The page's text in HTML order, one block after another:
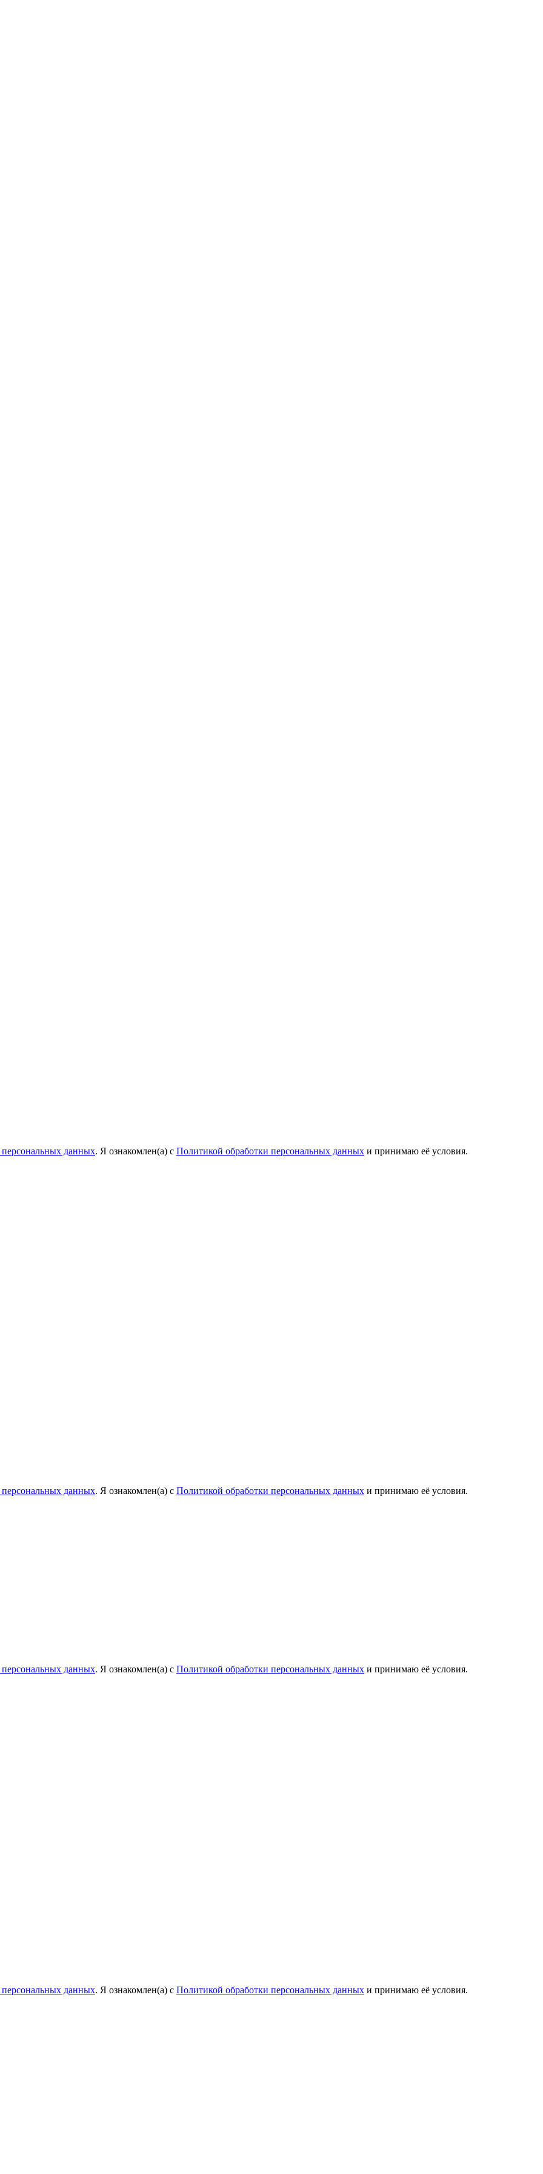
персональных данных. Я ознакомлен(а) с Политикой обработки персональных данных и принимаю её условия.
персональных данных. Я ознакомлен(а) с Политикой обработки персональных данных и принимаю её условия.
персональных данных. Я ознакомлен(а) с Политикой обработки персональных данных и принимаю её условия.
персональных данных. Я ознакомлен(а) с Политикой обработки персональных данных и принимаю её условия.